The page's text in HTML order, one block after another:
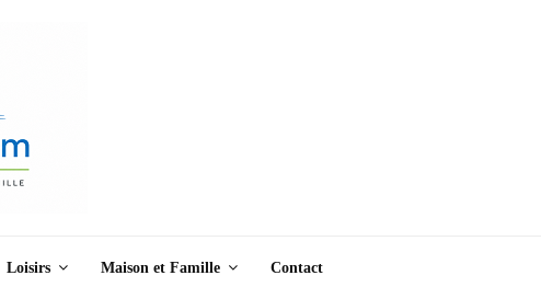
Loisirs Maison et Famille Contact